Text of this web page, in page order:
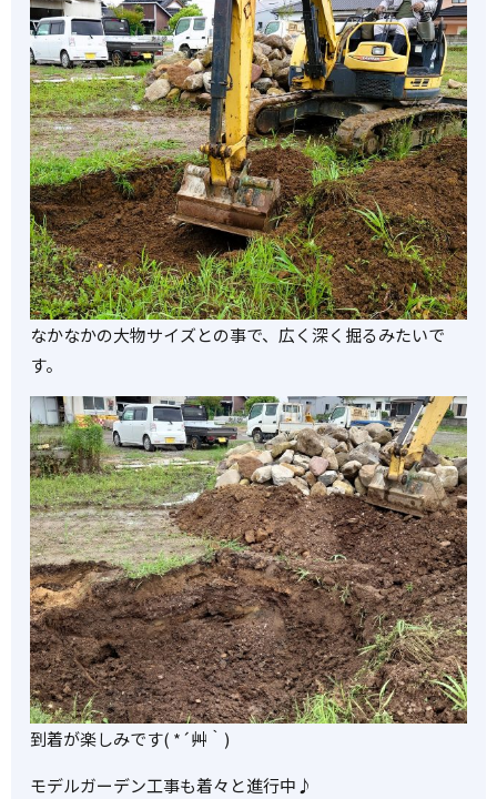
なかなかの大物サイズとの事で、広く深く掘るみたいで
す。
到着が楽しみです( *´艸｀)
モデルガーデン工事も着々と進行中♪